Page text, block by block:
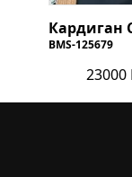
Кардиган
BMS-125679
23000